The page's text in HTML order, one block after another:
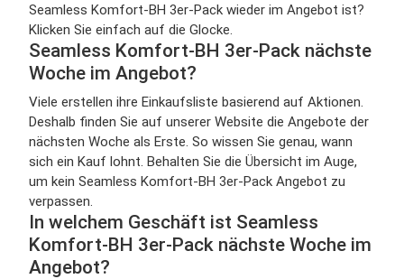
Seamless Komfort-BH 3er-Pack wieder im Angebot ist?
Klicken Sie einfach auf die Glocke.
Seamless Komfort-BH 3er-Pack nächste
Woche im Angebot?
Viele erstellen ihre Einkaufsliste basierend auf Aktionen.
Deshalb finden Sie auf unserer Website die Angebote der
nächsten Woche als Erste. So wissen Sie genau, wann
sich ein Kauf lohnt. Behalten Sie die Übersicht im Auge,
um kein Seamless Komfort-BH 3er-Pack Angebot zu
verpassen.
In welchem Geschäft ist Seamless
Komfort-BH 3er-Pack nächste Woche im
Angebot?